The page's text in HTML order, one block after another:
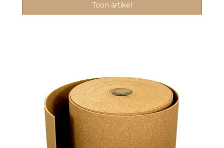
Toon artikel